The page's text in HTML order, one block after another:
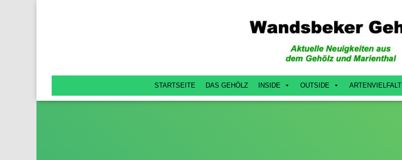
STARTSEITE DAS GEHÖLZ INSIDE OUTSIDE ARTENVIELFALT